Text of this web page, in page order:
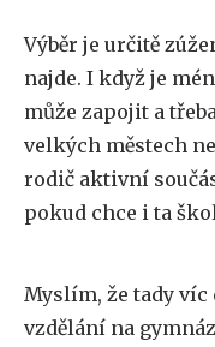
Výběr je určitě
najde. I když je
může zapojit a
velkých městech
rodič aktivní
pokud chce i ta
Myslím, že tady
vzdělání na